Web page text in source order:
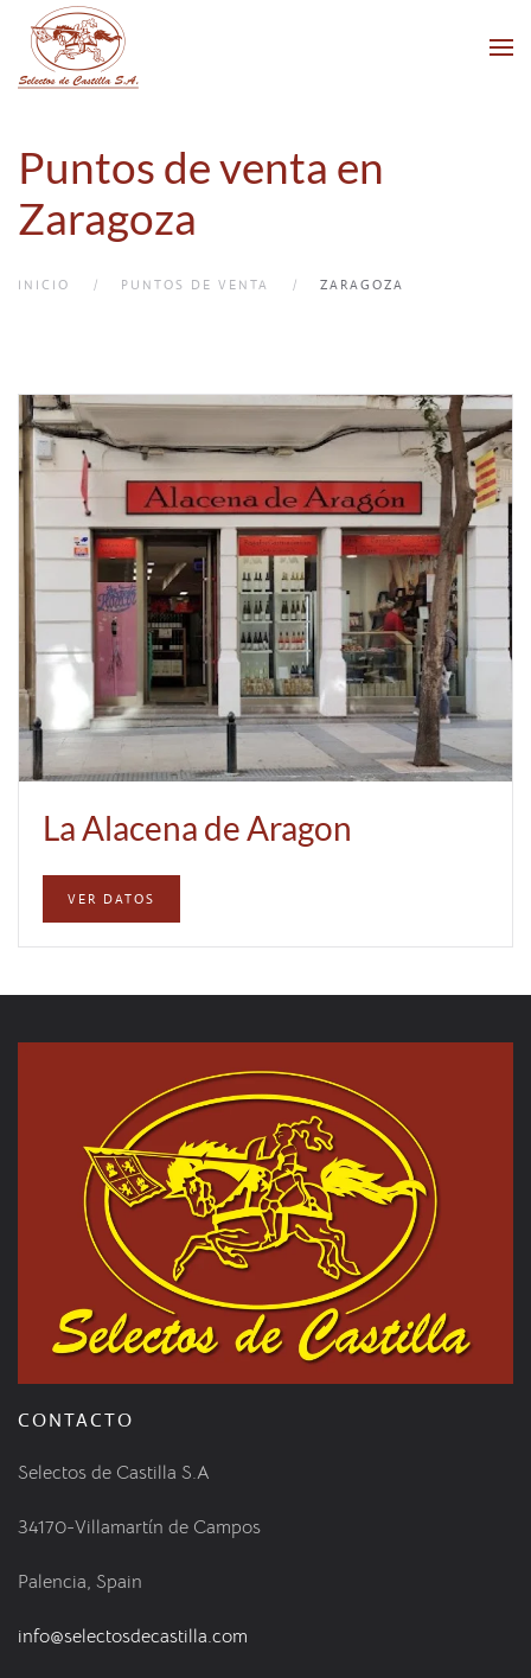
Skip to main content
Puntos de venta en
Zaragoza
INICIO PUNTOS DE VENTA ZARAGOZA
La Alacena de Aragon
VER DATOS
CONTACTO
Selectos de Castilla S.A
34170-Villamartín de Campos
Palencia, Spain
info@selectosdecastilla.com